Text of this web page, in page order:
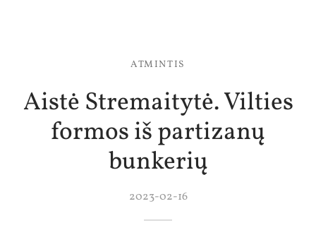
ATMINTIS
Aistė Stremaitytė. Vilties
formos iš partizanų
bunkerių
2023-02-16